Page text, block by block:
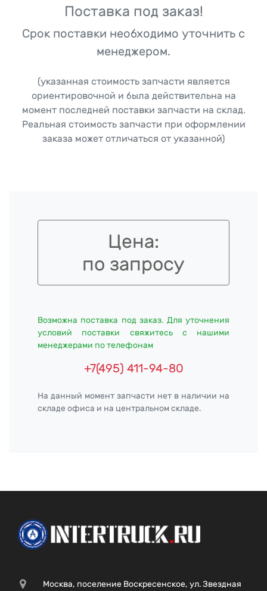
Поставка под заказ!
Срок поставки необходимо уточнить с
менеджером.
(указанная стоимость запчасти является
ориентировочной и была действительна на
момент последней поставки запчасти на склад.
Реальная стоимость запчасти при оформлении
заказа может отличаться от указанной)
Цена:
по запросу
Возможна поставка под заказ. Для уточнения
условий поставки свяжитесь с нашими
менеджерами по телефонам
+7(495) 411-94-80
На данный момент запчасти нет в наличии на
складе офиса и на центральном складе.
Москва, поселение Воскресенское, ул. Звездная